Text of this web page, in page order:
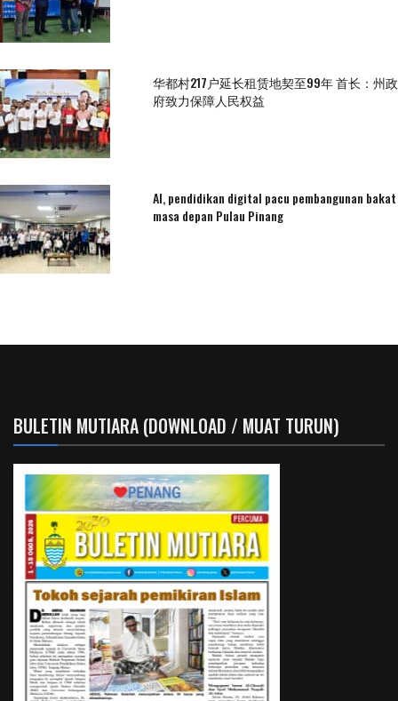
华都村217户延长租赁地契至99年 首长：州政
府致力保障人民权益
AI, pendidikan digital pacu pembangunan bakat
masa depan Pulau Pinang
BULETIN MUTIARA (DOWNLOAD / MUAT TURUN)